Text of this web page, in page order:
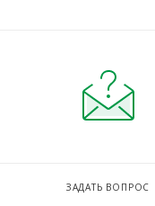
ЗАДАТЬ ВОПРОС